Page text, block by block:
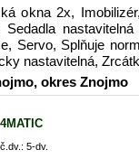
okna 2x,
Servo, Splňuje
nastavitelná,
okres Znojmo
5-dv.